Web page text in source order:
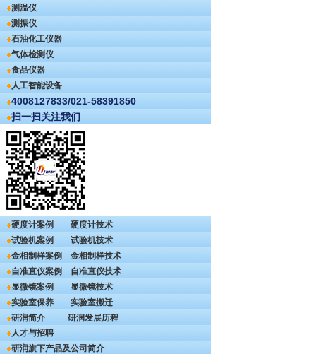
测温仪
测振仪
石油化工仪器
气体检测仪
食品仪器
人工智能设备
4008127833/021-58391850
扫一扫关注我们
硬度计案例
硬度计技术
试验机案例
试验机技术
金相制样案例
金相制样技术
自准直仪案例
自准直仪技术
显微镜案例
显微镜技术
实验室保养
实验室搬迁
研润简介
研润发展历程
人才与招聘
研润旗下产品及公司简介